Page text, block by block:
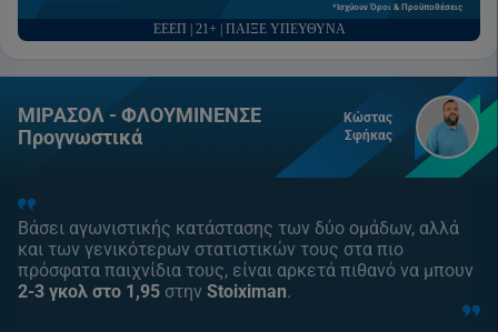
*Ισχύουν Όροι & Προϋποθέσεις
ΕΕΕΠ | 21+ | ΠΑΙΞΕ ΥΠΕΥΘΥΝΑ
ΜΙΡΑΣΟΛ - ΦΛΟΥΜΙΝΕΝΣΕ
Προγνωστικά
Κώστας
Σφήκας
Βάσει αγωνιστικής κατάστασης των δύο ομάδων, αλλά
και των γενικότερων στατιστικών τους στα πιο
πρόσφατα παιχνίδια τους, είναι αρκετά πιθανό να μπουν
2-3 γκολ στο 1,95 στην Stoiximan.